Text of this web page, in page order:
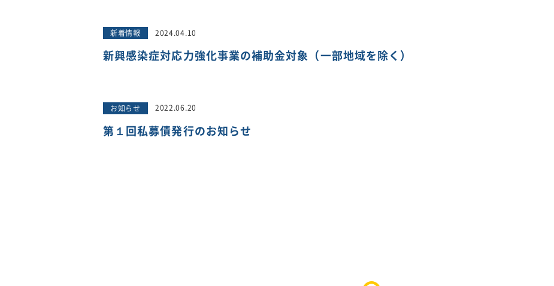
新着情報 2024.04.10
新興感染症対応力強化事業の補助金対象（一部地域を除く）
お知らせ 2022.06.20
第１回私募債発行のお知らせ